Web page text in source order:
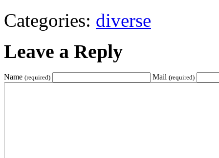
Categories: diverse
Leave a Reply
Name (required) Mail (required)